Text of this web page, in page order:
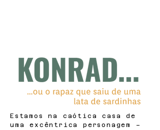
Estamos na caótica casa de
uma excêntrica personagem –